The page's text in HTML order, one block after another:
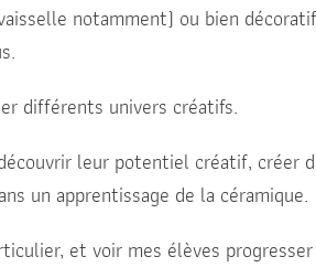
notamment) ou bien
différents univers créatifs.
leur potentiel créatif, créer
un apprentissage de la céramique.
et voir mes élèves progresser